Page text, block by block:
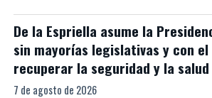
De la Espriella asume la
sin mayorías legislativas y con
recuperar la seguridad y la salud
7 de agosto de 2026